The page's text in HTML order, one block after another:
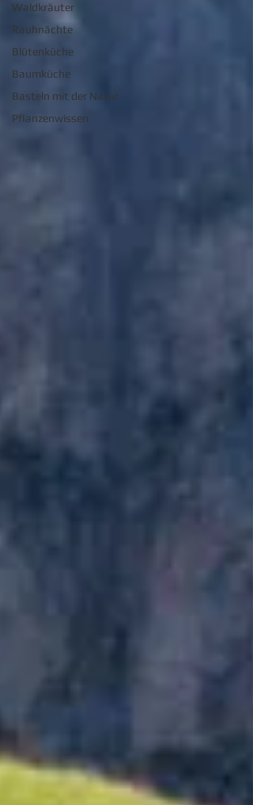
Waldkräuter
Rauhnächte
Blütenküche
Baumküche
Basteln mit der Natur
Pflanzenwissen